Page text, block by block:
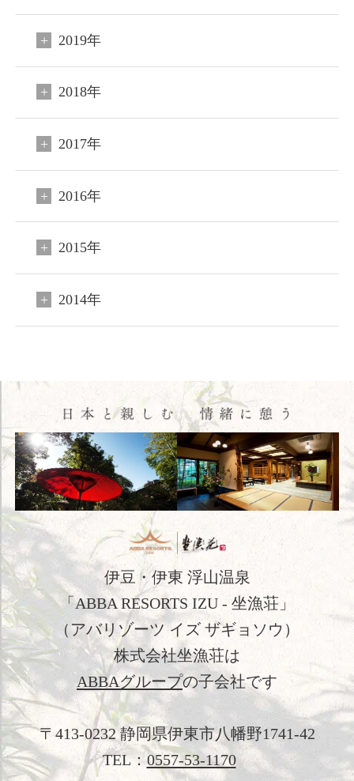
2019年
2018年
2017年
2016年
2015年
2014年
伊豆・伊東 浮山温泉
「ABBA RESORTS IZU - 坐漁荘」
（アバリゾーツ イズ ザギョソウ）
株式会社坐漁荘は
ABBAグループの子会社です
〒413-0232 静岡県伊東市八幡野1741-42
TEL：0557-53-1170
コンセプト
客室
料理
温泉
館内施設
アクセス
新着情報
日本文化体験
観光のご案内
フォトギャラリー